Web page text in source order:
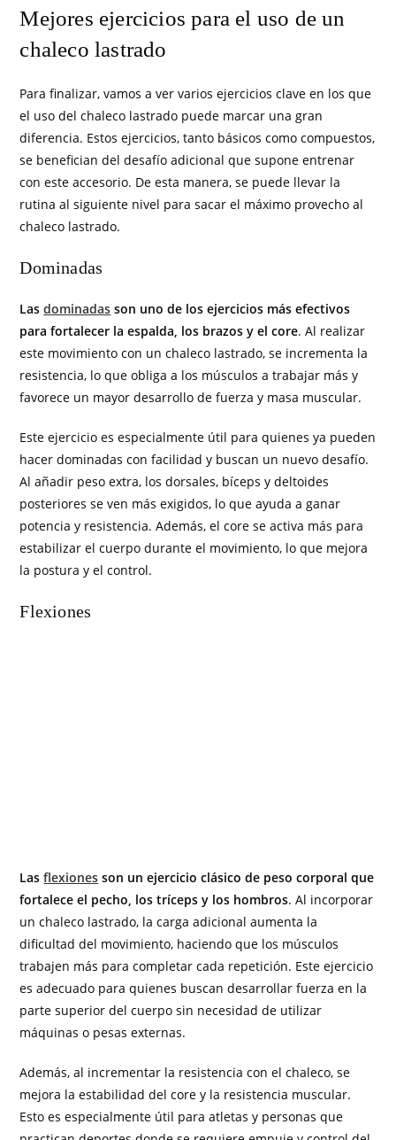
Mejores ejercicios para el uso de un
chaleco lastrado
Para finalizar, vamos a ver varios ejercicios clave en los que
el uso del chaleco lastrado puede marcar una gran
diferencia. Estos ejercicios, tanto básicos como compuestos,
se benefician del desafío adicional que supone entrenar
con este accesorio. De esta manera, se puede llevar la
rutina al siguiente nivel para sacar el máximo provecho al
chaleco lastrado.
Dominadas
Lasdominadas son uno de los ejercicios más efectivos
para fortalecer la espalda, los brazos y el core. Al realizar
este movimiento con un chaleco lastrado, se incrementa la
resistencia, lo que obliga a los músculos a trabajar más y
favorece un mayor desarrollo de fuerza y masa muscular.
Este ejercicio es especialmente útil para quienes ya pueden
hacer dominadas con facilidad y buscan un nuevo desafío.
Al añadir peso extra, los dorsales, bíceps y deltoides
posteriores se ven más exigidos, lo que ayuda a ganar
potencia y resistencia. Además, el core se activa más para
estabilizar el cuerpo durante el movimiento, lo que mejora
la postura y el control.
Flexiones
Lasflexiones son un ejercicio clásico de peso corporal que
fortalece el pecho, los tríceps y los hombros. Al incorporar
un chaleco lastrado, la carga adicional aumenta la
dificultad del movimiento, haciendo que los músculos
trabajen más para completar cada repetición. Este ejercicio
es adecuado para quienes buscan desarrollar fuerza en la
parte superior del cuerpo sin necesidad de utilizar
máquinas o pesas externas.
Además, al incrementar la resistencia con el chaleco, se
mejora la estabilidad del core y la resistencia muscular.
Esto es especialmente útil para atletas y personas que